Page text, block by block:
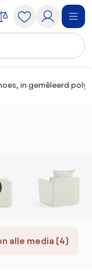
in gemêleerd
alle media (4)